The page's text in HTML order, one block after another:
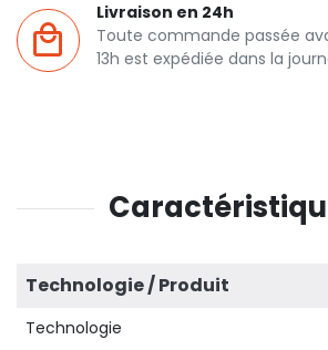
Livraison en 24h
Toute commande passée
13h est expédiée dans la
Technologie / Produit
Technologie